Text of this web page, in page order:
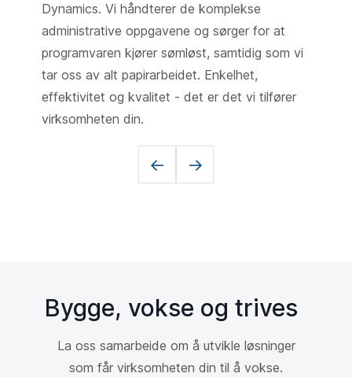
Dynamics. Vi håndterer de komplekse
administrative oppgavene og sørger for at
programvaren kjører sømløst, samtidig som vi
tar oss av alt papirarbeidet. Enkelhet,
effektivitet og kvalitet - det er det vi tilfører
virksomheten din.
<- ->
Bygge, vokse og trives
La oss samarbeide om å utvikle løsninger
som får virksomheten din til å vokse.